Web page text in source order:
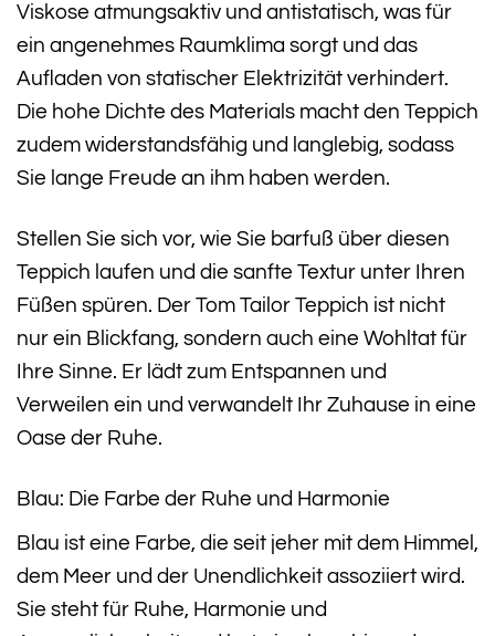
Viskose atmungsaktiv und antistatisch, was für
ein angenehmes Raumklima sorgt und das
Aufladen von statischer Elektrizität verhindert.
Die hohe Dichte des Materials macht den Teppich
zudem widerstandsfähig und langlebig, sodass
Sie lange Freude an ihm haben werden.
Stellen Sie sich vor, wie Sie barfuß über diesen
Teppich laufen und die sanfte Textur unter Ihren
Füßen spüren. Der Tom Tailor Teppich ist nicht
nur ein Blickfang, sondern auch eine Wohltat für
Ihre Sinne. Er lädt zum Entspannen und
Verweilen ein und verwandelt Ihr Zuhause in eine
Oase der Ruhe.
Blau: Die Farbe der Ruhe und Harmonie
Blau ist eine Farbe, die seit jeher mit dem Himmel,
dem Meer und der Unendlichkeit assoziiert wird.
Sie steht für Ruhe, Harmonie und